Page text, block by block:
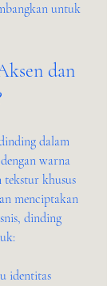
untuk
dan
dalam
warna
tekstur khusus
menciptakan
dinding
identitas